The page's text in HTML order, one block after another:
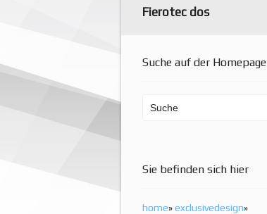
Fierotec dos
Suche auf der Homepage
Sie befinden sich hier
home»exclusivedesign»